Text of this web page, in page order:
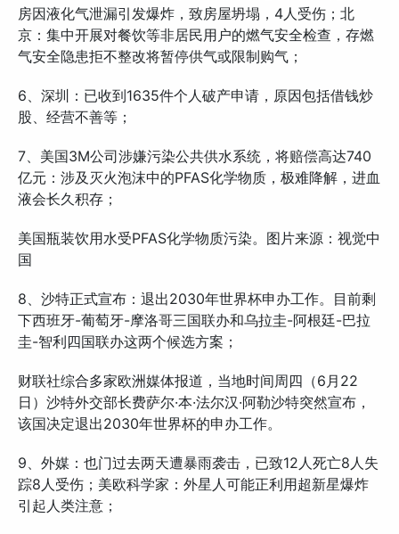
房因液化气泄漏引发爆炸，致房屋坍塌，4人受伤；北
京：集中开展对餐饮等非居民用户的燃气安全检查，存燃
气安全隐患拒不整改将暂停供气或限制购气；
6、深圳：已收到1635件个人破产申请，原因包括借钱炒
股、经营不善等；
7、美国3M公司涉嫌污染公共供水系统，将赔偿高达740
亿元：涉及灭火泡沫中的PFAS化学物质，极难降解，进血
液会长久积存；
美国瓶装饮用水受PFAS化学物质污染。图片来源：视觉中
国
8、沙特正式宣布：退出2030年世界杯申办工作。目前剩
下西班牙-葡萄牙-摩洛哥三国联办和乌拉圭-阿根廷-巴拉
圭-智利四国联办这两个候选方案；
财联社综合多家欧洲媒体报道，当地时间周四（6月22
日）沙特外交部长费萨尔·本·法尔汉·阿勒沙特突然宣布，
该国决定退出2030年世界杯的申办工作。
9、外媒：也门过去两天遭暴雨袭击，已致12人死亡8人失
踪8人受伤；美欧科学家：外星人可能正利用超新星爆炸
引起人类注意；